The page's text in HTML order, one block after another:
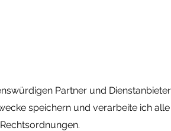
Partner und
speichern und verarbeite ich